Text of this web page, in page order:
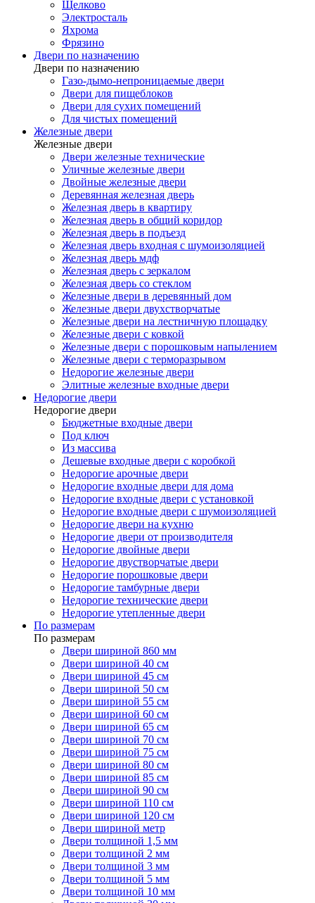
Щелково
Электросталь
Яхрома
Фрязино
Двери по назначению
Двери по назначению
Газо-дымо-непроницаемые двери
Двери для пищеблоков
Двери для сухих помещений
Для чистых помещений
Железные двери
Железные двери
Двери железные технические
Уличные железные двери
Двойные железные двери
Деревянная железная дверь
Железная дверь в квартиру
Железная дверь в общий коридор
Железная дверь в подъезд
Железная дверь входная с шумоизоляцией
Железная дверь мдф
Железная дверь с зеркалом
Железная дверь со стеклом
Железные двери в деревянный дом
Железные двери двухстворчатые
Железные двери на лестничную площадку
Железные двери с ковкой
Железные двери с порошковым напылением
Железные двери с терморазрывом
Недорогие железные двери
Элитные железные входные двери
Недорогие двери
Недорогие двери
Бюджетные входные двери
Под ключ
Из массива
Дешевые входные двери с коробкой
Недорогие арочные двери
Недорогие входные двери для дома
Недорогие входные двери с установкой
Недорогие входные двери с шумоизоляцией
Недорогие двери на кухню
Недорогие двери от производителя
Недорогие двойные двери
Недорогие двустворчатые двери
Недорогие порошковые двери
Недорогие тамбурные двери
Недорогие технические двери
Недорогие утепленные двери
По размерам
По размерам
Двери шириной 860 мм
Двери шириной 40 см
Двери шириной 45 см
Двери шириной 50 см
Двери шириной 55 см
Двери шириной 60 см
Двери шириной 65 см
Двери шириной 70 см
Двери шириной 75 см
Двери шириной 80 см
Двери шириной 85 см
Двери шириной 90 см
Двери шириной 110 см
Двери шириной 120 см
Двери шириной метр
Двери толщиной 1,5 мм
Двери толщиной 2 мм
Двери толщиной 3 мм
Двери толщиной 5 мм
Двери толщиной 10 мм